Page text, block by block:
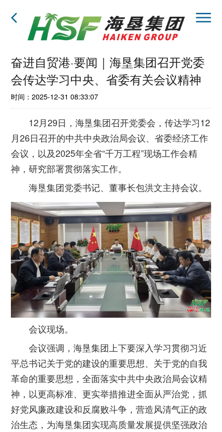
奋进自贸港·要闻｜海垦集团召开党委
会传达学习中央、省委有关会议精神
时间：2025-12-31 08:33:07
12月29日，海垦集团召开党委会，传达学习12
月26日召开的中共中央政治局会议、省委经济工作
会议，以及2025年全省“千万工程”现场工作会精
神，研究部署贯彻落实工作。
海垦集团党委书记、董事长包洪文主持会议。
会议现场。
会议强调，海垦集团上下要深入学习贯彻习近
平总书记关于党的建设的重要思想、关于党的自我
革命的重要思想，全面落实中共中央政治局会议精
神，以更高标准、更实举措推进全面从严治党，抓
好党风廉政建设和反腐败斗争，营造风清气正的政
治生态，为海垦集团实现高质量发展提供坚强政治